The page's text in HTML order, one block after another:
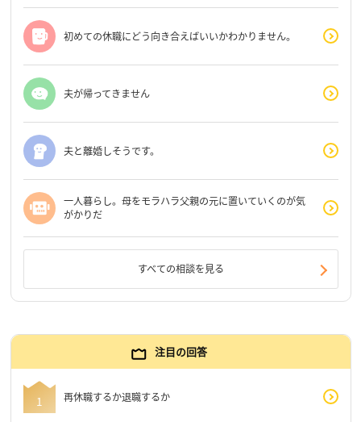
初めての休職にどう向き合えばいいかわかりません。
夫が帰ってきません
夫と離婚しそうです。
一人暮らし。母をモラハラ父親の元に置いていくのが気
がかりだ
すべての相談を見る
注目の回答
再休職するか退職するか